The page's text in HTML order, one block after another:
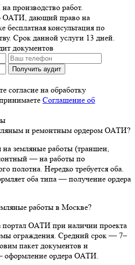
производство работ.
ОАТИ, дающий право на
бесплатная консультация по
Срок данной услуги 13 дней.
документов
Получить аудит
согласие на обработку
Соглашение об
и ремонтным ордером ОАТИ?
земляные работы (траншеи,
— на работы по
полотна. Нередко требуется оба.
оба типа — получение ордера
работы в Москве?
портал ОАТИ при наличии проекта
ограждения. Средний срок — 7–
пакет документов и
оформление ордера ОАТИ.